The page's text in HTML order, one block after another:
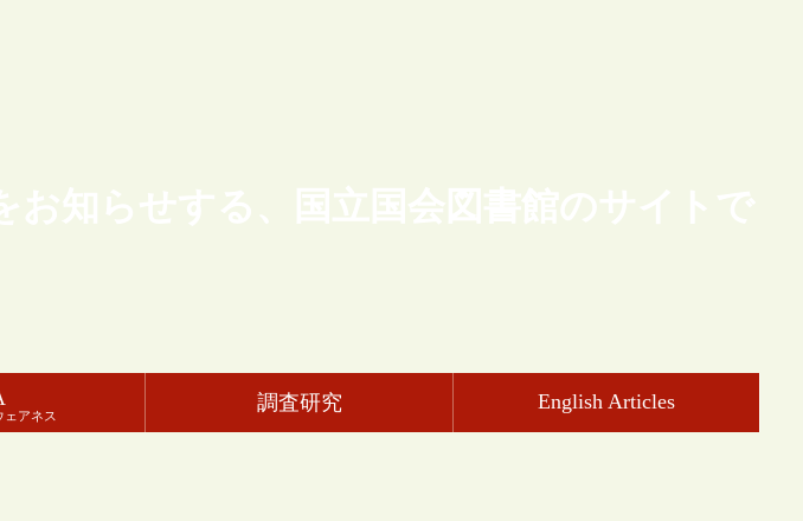
お知らせする、国立国会図書館のサイトで
ェアネス
調査研究 English Articles